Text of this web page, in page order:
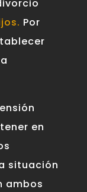
Por
en
situación
ambos